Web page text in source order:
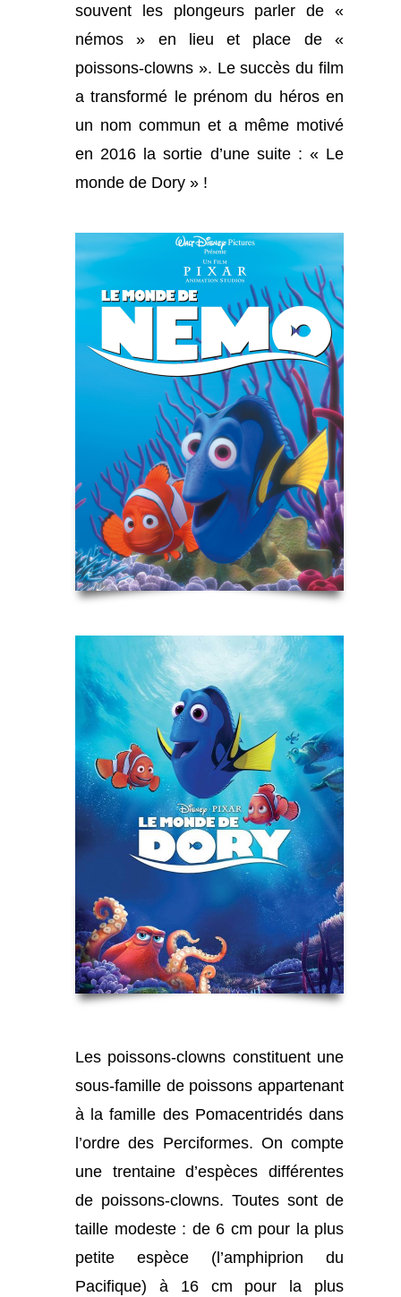
souvent les plongeurs parler de «
némos » en lieu et place de «
poissons-clowns ». Le succès du film
a transformé le prénom du héros en
un nom commun et a même motivé
en 2016 la sortie d’une suite : « Le
monde de Dory » !
Les poissons-clowns constituent une
sous-famille de poissons appartenant
à la famille des Pomacentridés dans
l’ordre des Perciformes. On compte
une trentaine d’espèces différentes
de poissons-clowns. Toutes sont de
taille modeste : de 6 cm pour la plus
petite espèce (l’amphiprion du
Pacifique) à 16 cm pour la plus